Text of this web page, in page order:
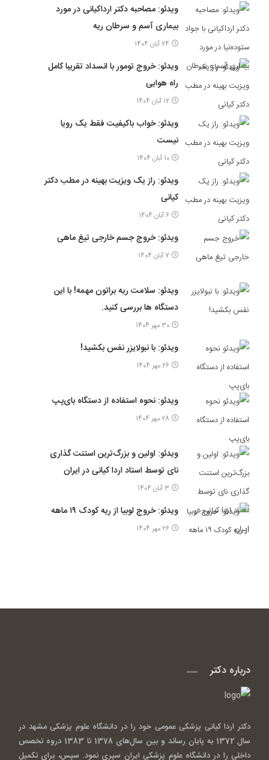
ویدئو: مصاحبه دکتر ارداکیانی در مورد
بیماری آسم و سرطان ریه
24 آبان 1404
ویدئو: خروج تومور با انسداد تقریبا کامل
راه هوایی
12 آبان 1404
ویدئو: خواب باکیفیت فقط یک رویا
نیست
10 آبان 1404
ویدئو: راز یک ویزیت بهینه در مطب دکتر
کیانی
6 آبان 1404
ویدئو: خروج جسم خارجی تیغ ماهی
7 آبان 1404
ویدئو: سلامت ریه براتون مهمه! با این
دستگاه ها بررسی کنید.
30 مهر 1404
ویدئو: با نبولایزر نفس بکشید!
26 مهر 1404
ویدئو: نحوه استفاده از دستگاه بای‌پپ
28 مهر 1404
ویدئو: اولین و بزرگ‌ترین استنت گذاری
نای توسط استاد اردا کیانی در ایران
3 آبان 1404
ویدئو: خروج لوبیا از ریه کودک ۱۹ ماهه
26 مهر 1404
درباره دکتر
دکتر اردا کیانی پزشکی عمومی خود را در دانشگاه علوم پزشکی مشهد در
سال 1372 به پایان رساند و بین سال‌های 1378 تا 1383 دروه تخصص
داخلی را در دانشگاه علوم پزشکی ایران سپری نمود. سپس، برای تکمیل